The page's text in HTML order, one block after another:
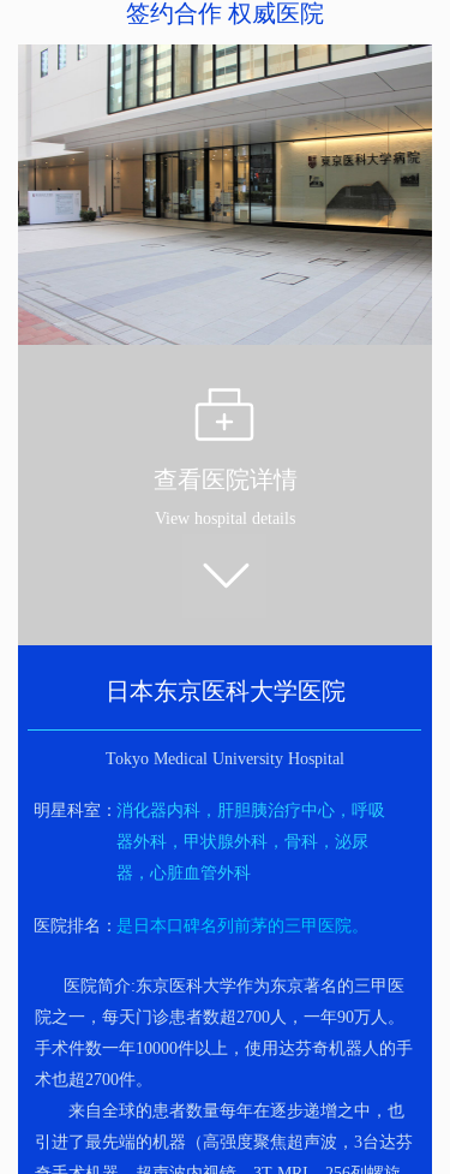
签约合作 权威医院
日本东京医科大学医院
明星科室：消化器内科，肝胆胰治疗中心，呼吸
器外科，甲状腺外科，骨科，泌尿
器，心脏血管外科
医院排名： 是日本口碑名列前茅的三甲医院。
院之一，每天门诊患者数超2700人，一年90万人。
手术件数一年10000件以上，使用达芬奇机器人的手
术也超2700件。
引进了最先端的机器（高强度聚焦超声波，3台达芬
Tokyo Medical University Hospital
查看医院详情
View hospital details